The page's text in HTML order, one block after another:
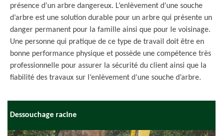
présence d’un arbre dangereux. L’enlèvement d’une souche
d’arbre est une solution durable pour un arbre qui présente un
danger permanent pour la famille ainsi que pour le voisinage.
Une personne qui pratique de ce type de travail doit être en
bonne performance physique et possède une compétence très
professionnelle pour assurer la sécurité du client ainsi que la
fiabilité des travaux sur l’enlèvement d’une souche d’arbre.
Dessouchage racine